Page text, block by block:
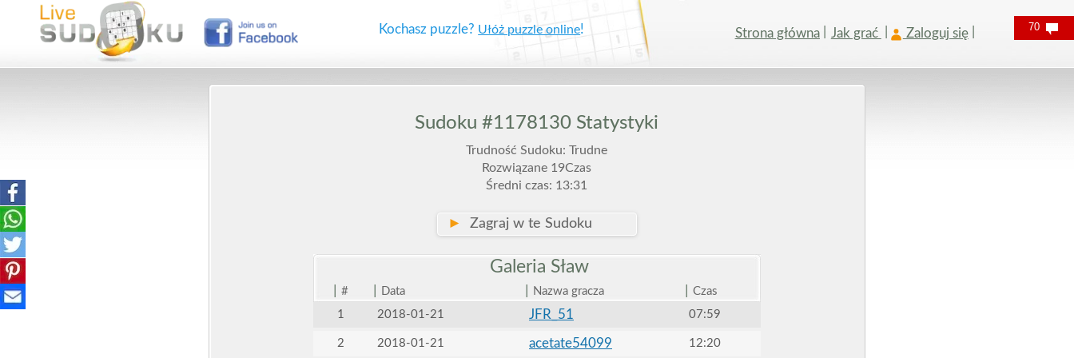
Kochasz puzzle? Ułóż puzzle online! Strona główna Jak grać Zaloguj się
Sudoku #1178130 Statystyki
Trudność Sudoku: Trudne
Rozwiązane 19Czas
Średni czas: 13:31
► Zagraj w te Sudoku
Galeria Sław
# Data Nazwa gracza
Czas
1
2018-01-21 JFR_51 07:59
2 2018-01-21 acetate54099 12:20
70